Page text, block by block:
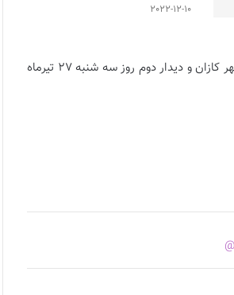
2022-12-10
لازم به توضیح است، بازی اول روز جمعه 23 تیر ساعت 16 به وقت تهران در شهر کازان و دیدار دوم روز سه شنبه 27 تیرماه